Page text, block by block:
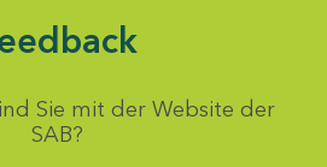
Sie mit der Website der
SAB?